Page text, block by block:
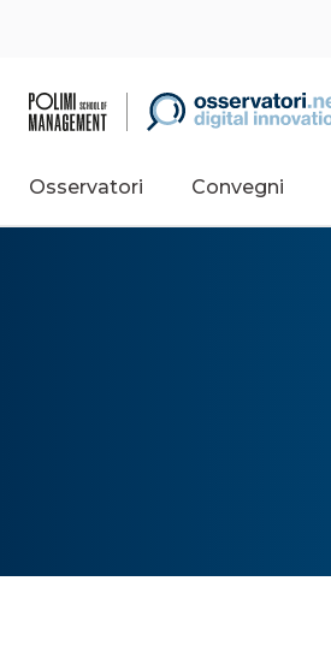
Osservatori Convegni